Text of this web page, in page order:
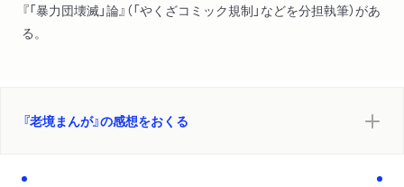
伍
長八の宿 つげ義春
『「暴力団壊滅」論』（「やくざコミック規制」などを分担執筆）があ
る。
『老境まんが』の感想をおくる